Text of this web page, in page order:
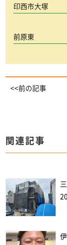
印西市大塚
前原東
<<前の記事
関連記事